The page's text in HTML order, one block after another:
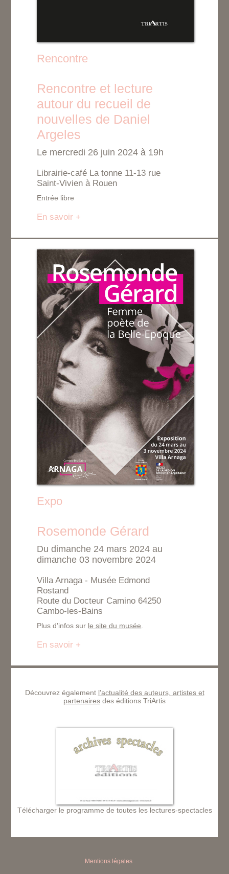
Rencontre
Rencontre et lecture
autour du recueil de
nouvelles de Daniel
Argeles
Le mercredi 26 juin 2024 à 19h
Librairie-café La tonne 11-13 rue
Saint-Vivien à Rouen
Entrée libre
En savoir +
Expo
Rosemonde Gérard
Du dimanche 24 mars 2024 au
dimanche 03 novembre 2024
Villa Arnaga - Musée Edmond
Rostand
Route du Docteur Camino 64250
Cambo-les-Bains
Plus d'infos sur le site du musée
En savoir +
Découvrez également l'actualité des auteurs, artistes et
partenaires des éditions TriArtis
Télécharger le programme de toutes les lectures-spectacles
Mentions légales